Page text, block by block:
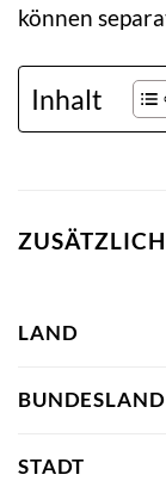
können
Inhalt
LAND
BUNDESLAND
STADT